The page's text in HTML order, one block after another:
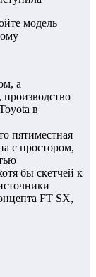
модель
а
в
пятиместная
с простором,
бы скетчей к
FT SX,